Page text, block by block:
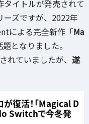
イトルが発売されて
ーズですが、2022年
による完全新作「Ma
となりました。
れていましたが、 遂